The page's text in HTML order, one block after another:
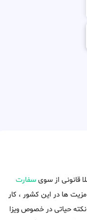
قانونی از سویسفارت
مزیت ها در این کشور ، کار
نکته حیاتی در خصوص ویزا